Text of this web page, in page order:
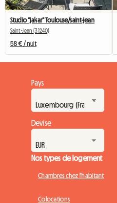
Studio "jakar" Toulouse/saint-jean
Saint-Jean (31240)
58 € / nuit
Pays
Devise
Nos types de logement
Chambres chez l'habitant
Colocations